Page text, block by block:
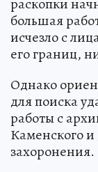
раскопки
большая
исчезло с
его границ,
Однако
для поиска
работы с
Каменского
захоронения.